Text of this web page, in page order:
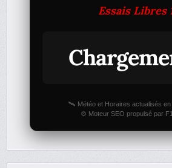
Essais Libres
🛰️ Météo et Horaires actualisés en
⚙️ Moteur SEO propulsé par